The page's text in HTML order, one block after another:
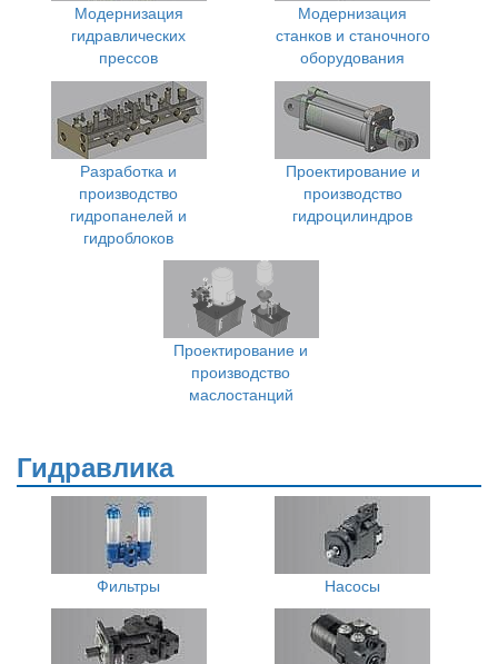
Модернизация
гидравлических
прессов
Модернизация
станков и станочного
оборудования
Разработка и
производство
гидропанелей и
гидроблоков
Проектирование и
производство
гидроцилиндров
Проектирование и
производство
маслостанций
Гидравлика
Фильтры Насосы